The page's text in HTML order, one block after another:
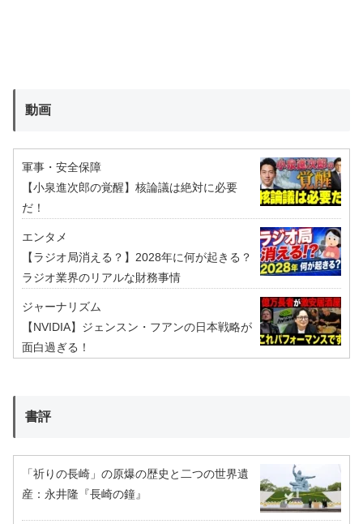
動画
軍事・安全保障
【小泉進次郎の覚醒】核論議は絶対に必要
だ！
エンタメ
【ラジオ局消える？】2028年に何が起きる？
ラジオ業界のリアルな財務事情
ジャーナリズム
【NVIDIA】ジェンスン・フアンの日本戦略が
面白過ぎる！
書評
「祈りの長崎」の原爆の歴史と二つの世界遺
産：永井隆『長崎の鐘』